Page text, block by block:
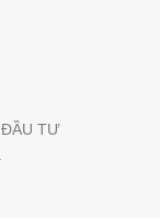
ĐẦU TƯ